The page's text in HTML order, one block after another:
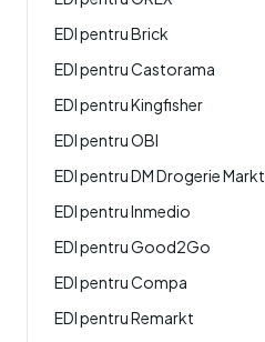
EDI pentru Brick
EDI pentru Castorama
EDI pentru Kingfisher
EDI pentru OBI
EDI pentru DM Drogerie Markt
EDI pentru Inmedio
EDI pentru Good2Go
EDI pentru Compa
EDI pentru Remarkt